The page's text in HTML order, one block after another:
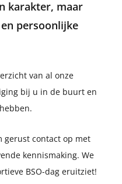
karakter, maar
persoonlijke
van al onze
bij u in de buurt en
gerust contact op met
kennismaking. We
BSO-dag eruitziet!